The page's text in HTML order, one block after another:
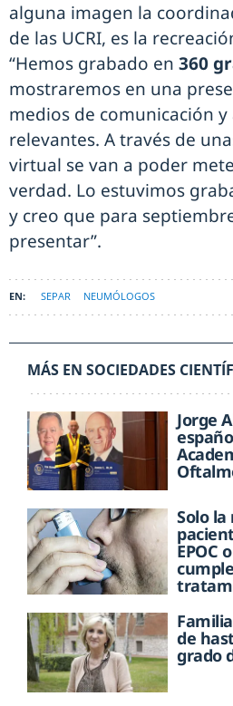
alguna imagen la
de las UCRI, es la
“Hemos grabado en 360
mostraremos en una
medios de comunicación
relevantes. A través de
virtual se van a poder
verdad. Lo estuvimos
y creo que para
presentar”.
SEPAR NEUMÓLOGOS
MÁS EN SOCIEDADES
Jorge
Solo
EPOC
de
grado